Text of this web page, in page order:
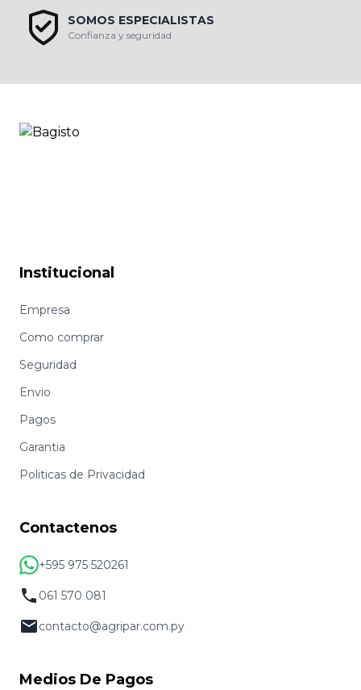
SOMOS ESPECIALISTAS
Confianza y seguridad
Institucional
Empresa
Como comprar
Seguridad
Envio
Pagos
Garantia
Politicas de Privacidad
Contactenos
+595 975 520261
061 570 081
contacto@agripar.com.py
Medios De Pagos